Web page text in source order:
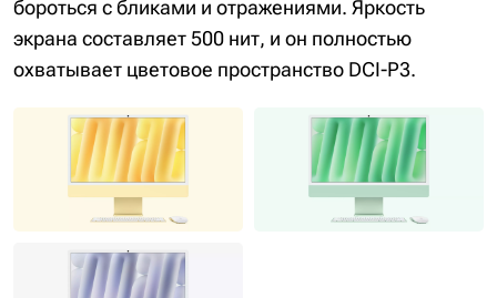
бороться с бликами и отражениями. Яркость
экрана составляет 500 нит, и он полностью
охватывает цветовое пространство DCI-P3.